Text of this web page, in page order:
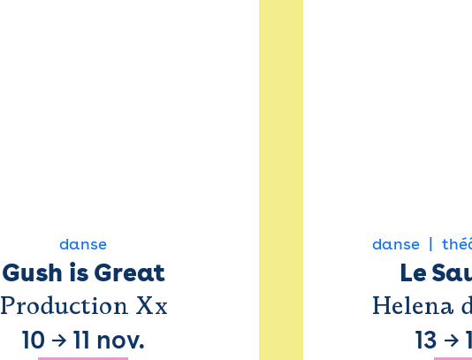
danse
Gush is Great
Production Xx
10 → 11 nov.
danse
Le
Helena
13 →